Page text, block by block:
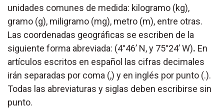
unidades comunes de medida: kilogramo (kg),
gramo (g), miligramo (mg), metro (m), entre otras.
Las coordenadas geográficas se escriben de la
siguiente forma abreviada: (4°46’ N, y 75°24’ W). En
artículos escritos en español las cifras decimales
irán separadas por coma (,) y en inglés por punto (.).
Todas las abreviaturas y siglas deben escribirse sin
punto.